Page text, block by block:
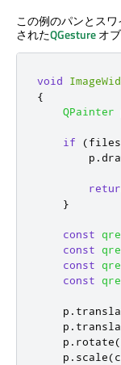
この例のパンとス
されたQGestureオ
void
{
QPainter
if (files
        p
.
}
const
const
const
const
    p
.
    p
.
    p
. rotate(
    p
. scale(